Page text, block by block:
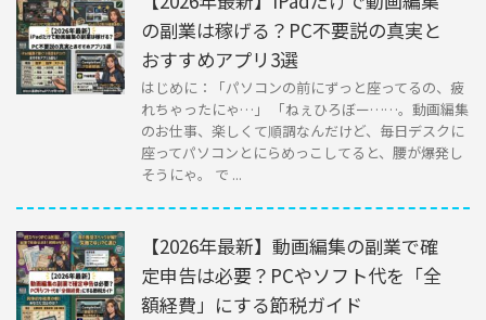
の副業は稼げる？PC不要説の真実と
おすすめアプリ3選
はじめに：「パソコンの前にずっと座ってるの、疲
れちゃったにゃ…」 「ねぇひろぼー……。動画編集
のお仕事、楽しくて順調なんだけど、毎日デスクに
座ってパソコンとにらめっこしてると、腰が爆発し
そうにゃ。 で ...
【2026年最新】動画編集の副業で確
定申告は必要？PCやソフト代を「全
額経費」にする節税ガイド